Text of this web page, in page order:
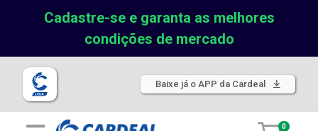
Cadastre-se e garanta as melhores
condições de mercado
Baixe já o APP da Cardeal
0